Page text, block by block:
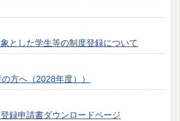
とした学生等の制度登録について
方へ（2028年度））
録申請書ダウンロードページ